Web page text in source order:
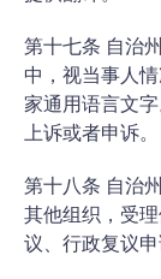
第十七条 自治
中，视当事人
家通用语言文
上诉或者申诉。
第十八条 自治
其他组织，受
议、行政复议